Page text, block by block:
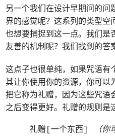
另一个我们在设计早期问的
界的感觉呢？这系列的类型空
也想要捕捉到这一点。我们是
友善的机制呢？我们找到的答
这点子也很单纯，如果咒语有
其让你使用你的资源，你可以
把它称为礼赠，因为这些咒语
之后变得更好。礼赠的规则是
礼赠[一个东西]
（